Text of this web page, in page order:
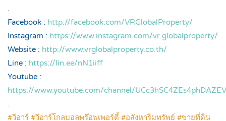
.
Facebook : http://facebook.com/VRGlobalProperty/
Instagram : https://www.instagram.com/vr.globalproperty/
Website : http://www.vrglobalproperty.co.th/
Line : https://lin.ee/nN1iiff
Youtube :
https://www.youtube.com/channel/
.
#วีอาร์ #วีอาร์โกลบอลพร๊อพเพอร์ตี้ #อสังหาริมทรัพย์ #ขายที่ดิน